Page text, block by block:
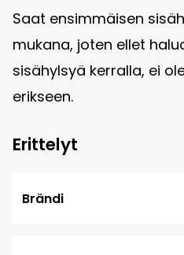
Saat ensimmäisen
mukana, joten ellet
sisähylsyä kerralla, ei
erikseen.
Erittelyt
Brändi